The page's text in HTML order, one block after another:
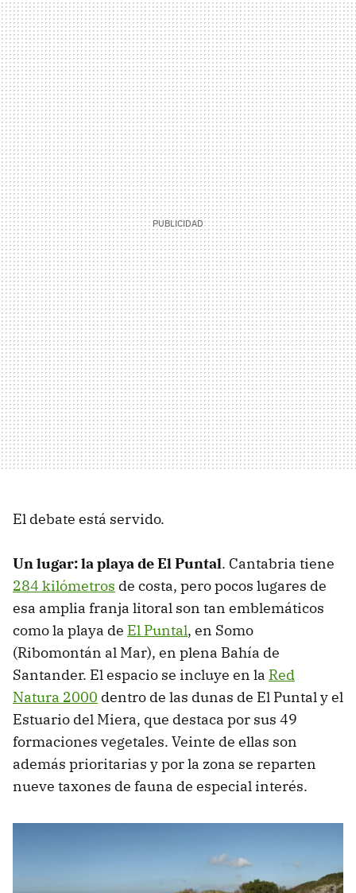
El debate está servido.
Un lugar: la playa de El Puntal. Cantabria tiene
284 kilómetros de costa, pero pocos lugares de
esa amplia franja litoral son tan emblemáticos
como la playa de El Puntal, en Somo
(Ribomontán al Mar), en plena Bahía de
Santander. El espacio se incluye en la Red
Natura 2000 dentro de las dunas de El Puntal y el
Estuario del Miera, que destaca por sus 49
formaciones vegetales. Veinte de ellas son
además prioritarias y por la zona se reparten
nueve taxones de fauna de especial interés.